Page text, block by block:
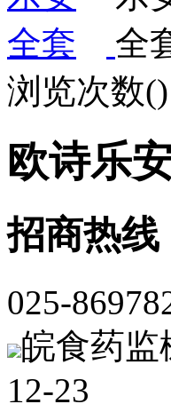
浏览次数()
欧诗乐
招商热线
025-
皖食药监
12-23